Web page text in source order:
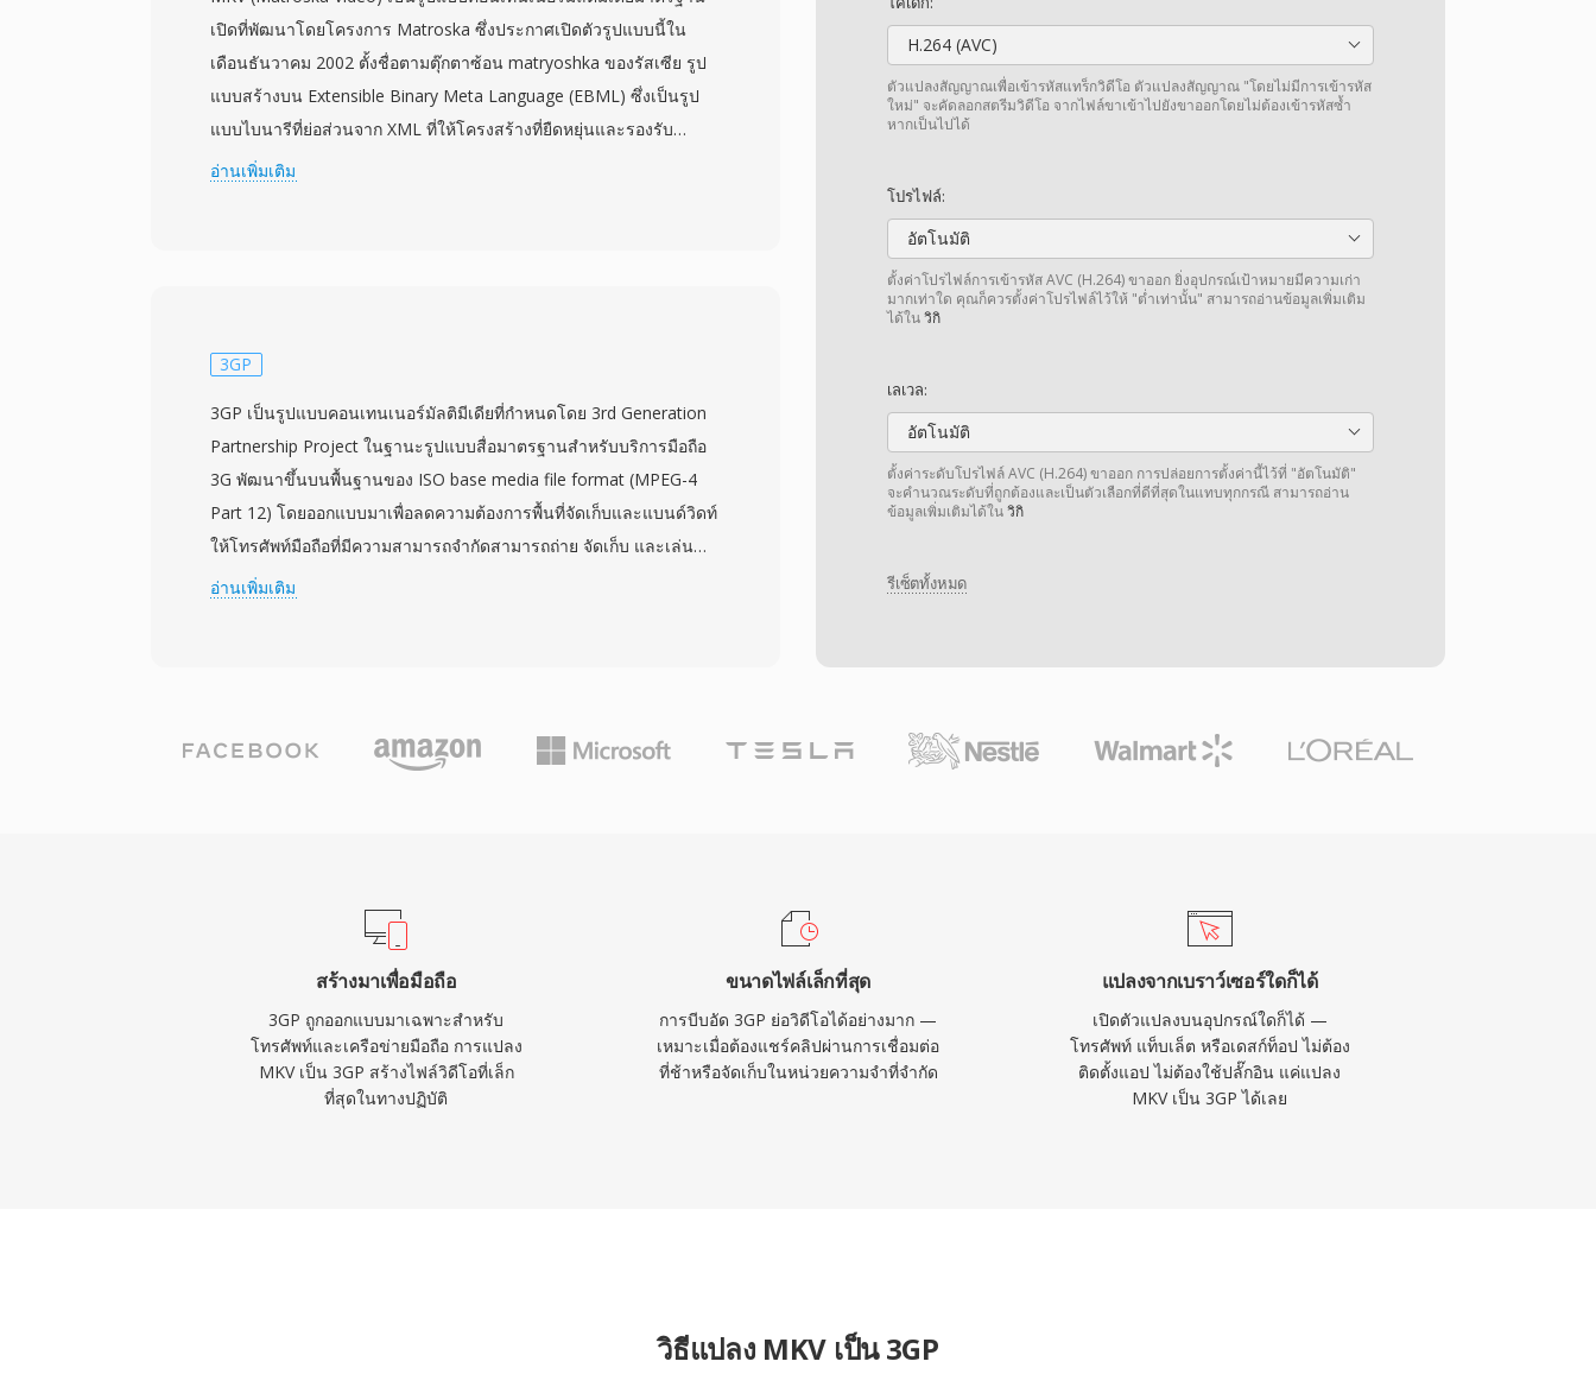
H.264 (AVC)
ตัวแปลงสัญญาณเพื่อเข้ารหัสแทร็กวิดีโอ ตัวแปลงสัญญาณ "โดยไม่มีการเข้ารหัส
ใหม่" จะคัดลอกสตรีมวิดีโอ จากไฟล์ขาเข้าไปยังขาออกโดยไม่ต้องเข้ารหัสซ้ำ
หากเป็นไปได้
โปรไฟล์:
อัตโนมัติ
ตั้งค่าโปรไฟล์การเข้ารหัส AVC (H.264) ขาออก ยิ่งอุปกรณ์เป้าหมายมีความเก่า
มากเท่าใด คุณก็ควรตั้งค่าโปรไฟล์ไว้ให้ "ต่ำเท่านั้น" สามารถอ่านข้อมูลเพิ่มเติม
ได้ในวิกิ
เลเวล:
อัตโนมัติ
ตั้งค่าระดับโปรไฟล์ AVC (H.264) ขาออก การปล่อยการตั้งค่านี้ไว้ที่ "อัตโนมัติ"
จะคำนวณระดับที่ถูกต้องและเป็นตัวเลือกที่ดีที่สุดในแทบทุกกรณี สามารถอ่าน
ข้อมูลเพิ่มเติมได้ในวิกิ
รีเซ็ตทั้งหมด
เปิดที่พัฒนาโดยโครงการ Matroska ซึ่งประกาศเปิดตัวรูปแบบนี้ใน
เดือนธันวาคม 2002 ตั้งชื่อตามตุ๊กตาซ้อน matryoshka ของรัสเซีย รูป
แบบสร้างบน Extensible Binary Meta Language (EBML) ซึ่งเป็นรูป
แบบไบนารีที่ย่อส่วนจาก XML ที่ให้โครงสร้างที่ยืดหยุ่นและรองรับ
อนาคต MKV สามารถเก็บแทร็กวิดีโอ เสียง และคำบรรยายได้ไม่จำกัด
MKV ยังรองรับตัวบ่งชี้บท ไฟล์แนบ (เช่น ฟอนต์ที่จำเป็นสำหรับคำ
ฟีเจอร์มากที่สุดแห่งหนึ่ง ข้อกำหนดแบบเปิดทำให้นักพัฒนาใดก็ได้
สามารถใช้งานการอ่านและเขียน MKV ได้โดยไม่มีค่าธรรมเนียมการ
อนุญาต ซึ่งผลักดันให้มีการนำไปใช้อย่างกว้างขวางในเครื่องเล่นสื่อ
เครื่องมือสตรีมมิง และซอฟต์แวร์เข้ารหัส ความสามารถในการรวมตัว
คอนเทนเนอร์ที่ได้รับความนิยมสูงสุดสำหรับการเผยแพร่วิดีโอคุณภาพสูง
อ่านเพิ่มเติม
3GP
3GP เป็นรูปแบบคอนเทนเนอร์มัลติมีเดียที่กำหนดโดย 3rd Generation
Partnership Project ในฐานะรูปแบบสื่อมาตรฐานสำหรับบริการมือถือ
3G พัฒนาขึ้นบนพื้นฐานของ ISO base media file format (MPEG-4
Part 12) โดยออกแบบมาเพื่อลดความต้องการพื้นที่จัดเก็บและแบนด์วิดท์
ให้โทรศัพท์มือถือที่มีความสามารถจำกัดสามารถถ่าย จัดเก็บ และเล่น
วิดีโอได้อย่างมีประสิทธิภาพ รูปแบบนี้มักใช้ตัวแปลงสัญญาณวิดีโอ
ไฟล์ MP4 เต็มรูปแบบ ทำให้ได้ไฟล์ที่มีขนาดเล็กกว่ามากและสตรีมได้
อย่างน่าเชื่อถือผ่านการเชื่อมต่อ 3G ที่ช้า 3GP รองรับทั้งโปรโตคอลเครือ
จัดการสื่อ 3GP ได้โดยตรง แม้ว่าอุปกรณ์มือถือสมัยใหม่จะนิยมใช้ MP4
และรูปแบบขั้นสูงอื่นๆ แต่ไฟล์ 3GP ยังคงพบได้ในคลังเก็บถาวรของการ
บันทึกมือถือรุ่นเก่าและในภูมิภาคที่การส่งวิดีโอแบบประหยัดแบนด์วิดท์
ยังคงสำคัญ
อ่านเพิ่มเติม
สร้างมาเพื่อมือถือ
3GP ถูกออกแบบมาเฉพาะสำหรับ
โทรศัพท์และเครือข่ายมือถือ การแปลง
MKV เป็น 3GP สร้างไฟล์วิดีโอที่เล็ก
ที่สุดในทางปฏิบัติ
ขนาดไฟล์เล็กที่สุด
การบีบอัด 3GP ย่อวิดีโอได้อย่างมาก —
เหมาะเมื่อต้องแชร์คลิปผ่านการเชื่อมต่อ
ที่ช้าหรือจัดเก็บในหน่วยความจำที่จำกัด
แปลงจากเบราว์เซอร์ใดก็ได้
เปิดตัวแปลงบนอุปกรณ์ใดก็ได้ —
โทรศัพท์ แท็บเล็ต หรือเดสก์ท็อป ไม่ต้อง
ติดตั้งแอป ไม่ต้องใช้ปลั๊กอิน แค่แปลง
MKV เป็น 3GP ได้เลย
วิธีแปลง MKV เป็น 3GP